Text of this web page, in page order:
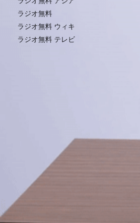
ラジオ無料
ラジオ無料 ウィキ
ラジオ無料 テレビ